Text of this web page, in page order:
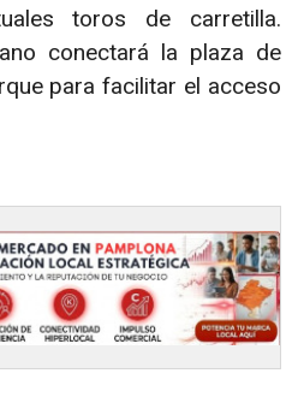
toros de carretilla.
conectará la plaza de
para facilitar el acceso